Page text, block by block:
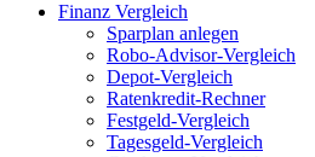
Finanz Vergleich
Sparplan anlegen
Robo-Advisor-Vergleich
Depot-Vergleich
Ratenkredit-Rechner
Festgeld-Vergleich
Tagesgeld-Vergleich